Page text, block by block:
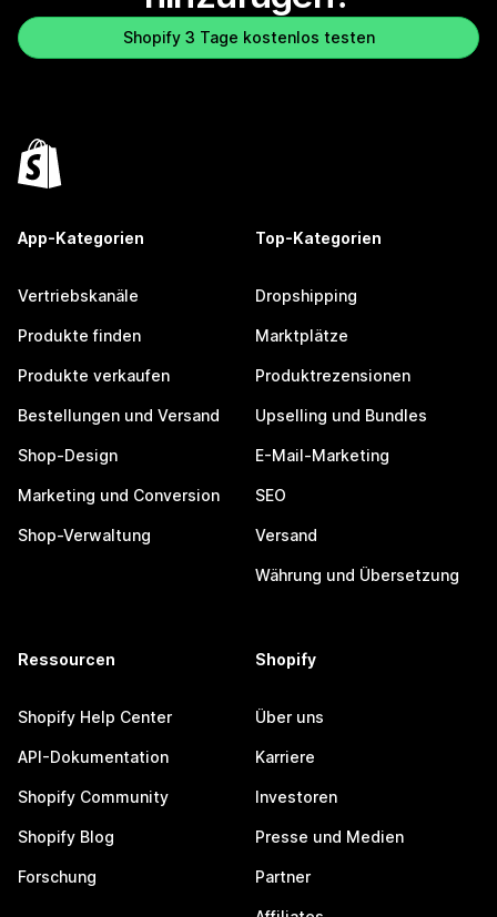
Shopify 3 Tage kostenlos testen
App-Kategorien
Vertriebskanäle
Produkte finden
Produkte verkaufen
Bestellungen und Versand
Shop-Design
Marketing und Conversion
Shop-Verwaltung
Top-Kategorien
Dropshipping
Marktplätze
Produktrezensionen
Upselling und Bundles
E-Mail-Marketing
SEO
Versand
Währung und Übersetzung
Ressourcen
Shopify Help Center
API-Dokumentation
Shopify Community
Shopify Blog
Forschung
Shopify
Über uns
Karriere
Investoren
Presse und Medien
Partner